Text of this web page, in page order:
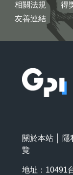
相關法規
友善連結
得
關於本站 隱
覽
地址：10491